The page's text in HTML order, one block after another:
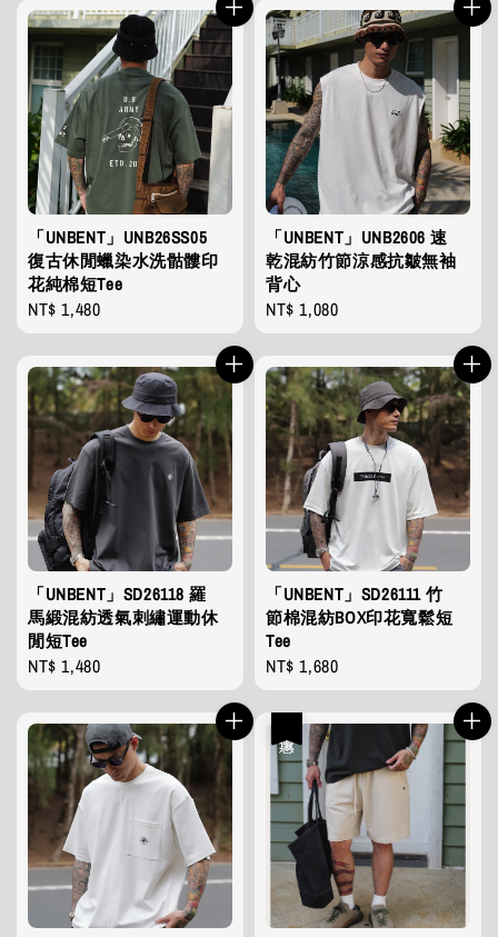
「UNBENT」UNB26SS05
復古休閒蠟染水洗骷髏印
花純棉短Tee
Regular
price
NT$ 1,480
「UNBENT」UNB2606 速
乾混紡竹節涼感抗皺無袖
背心
Regular
price
NT$ 1,080
「UNBENT」SD26118 羅
馬緞混紡透氣刺繡運動休
閒短Tee
Regular
price
NT$ 1,480
「UNBENT」SD26111 竹
節棉混紡BOX印花寬鬆短
Tee
Regular
price
NT$ 1,680